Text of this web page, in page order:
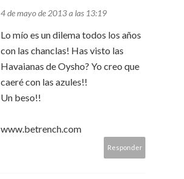
4 de mayo de 2013 a las 13:19
Lo mío es un dilema todos los años
con las chanclas! Has visto las
Havaianas de Oysho? Yo creo que
caeré con las azules!!
Un beso!!
www.betrench.com
Responder